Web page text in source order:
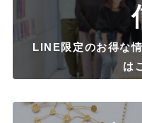
LINE限定のお得な
は